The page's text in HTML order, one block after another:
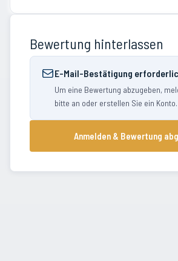
Bewertung hinterlassen
E-Mail-Bestätigung
Um eine Bewertung abzugeben,
bitte an oder erstellen Sie ein Konto.
Anmelden & Bewertung